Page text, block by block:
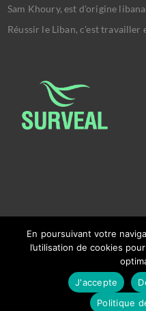
Sam Khoury, est d'origine
Réussir le Liban, c'est travailler
Copyright © 2026
Powered by Ralph El
En poursuivant votre
l’utilisation de cookies
J'accepte
Politique